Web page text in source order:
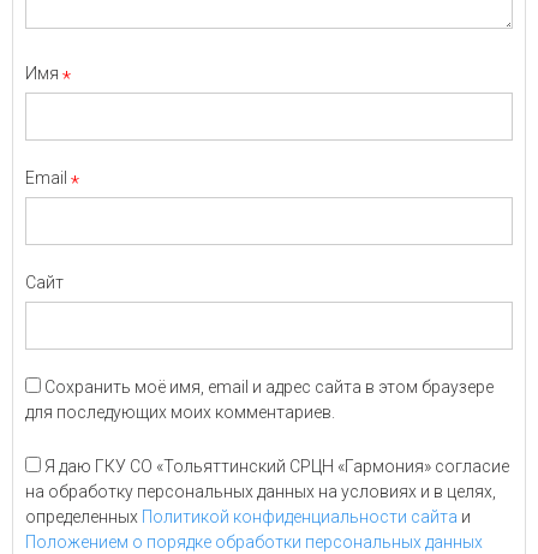
Имя *
Email *
Сайт
Сохранить моё имя, email и адрес сайта в этом браузере
для последующих моих комментариев.
Я даю ГКУ СО «Тольяттинский СРЦН «Гармония» согласие
на обработку персональных данных на условиях и в целях,
определенных Политикой конфиденциальности сайта и
Положением о порядке обработки персональных данных